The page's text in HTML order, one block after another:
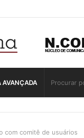
AVANÇADA
com comitê de usuários